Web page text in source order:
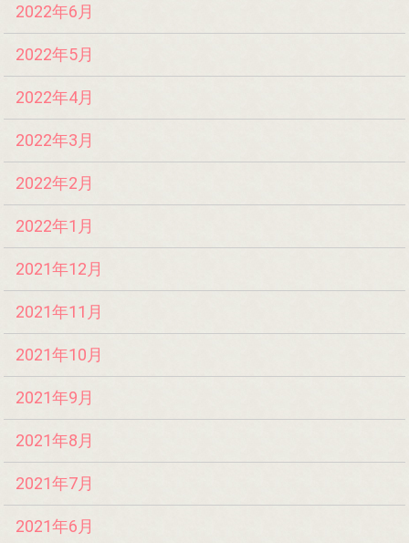
2022年6月
2022年5月
2022年4月
2022年3月
2022年2月
2022年1月
2021年12月
2021年11月
2021年10月
2021年9月
2021年8月
2021年7月
2021年6月